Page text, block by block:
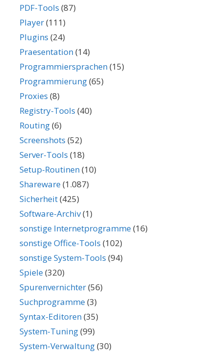
PDF-Tools (87)
Player(111)
Plugins (24)
Praesentation(14)
Programmiersprachen(15)
Programmierung(65)
Proxies (8)
Registry-Tools (40)
Routing(6)
Screenshots (52)
Server-Tools (18)
Setup-Routinen(10)
Shareware(1.087)
Sicherheit(425)
Software-Archiv(1)
sonstige Internetprogramme(16)
sonstige Office-Tools (102)
sonstige System-Tools (94)
Spiele(320)
Spurenvernichter(56)
Suchprogramme(3)
Syntax-Editoren(35)
System-Tuning(99)
System-Verwaltung(30)